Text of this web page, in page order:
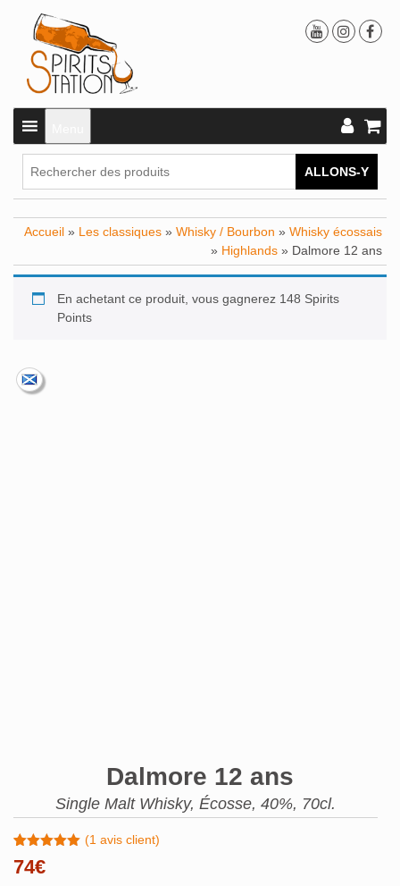
ALLONS-Y
Accueil » Les classiques » Whisky / Bourbon » Whisky écossais
» Highlands » Dalmore 12 ans
En achetant ce produit, vous gagnerez 148 Spirits
Points
Dalmore 12 ans
Single Malt Whisky, Écosse, 40%, 70cl.
Noté
sur 5
1
(1 avis client)
74€